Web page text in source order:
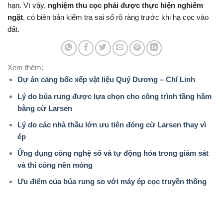
hạn. Vì vậy, nghiệm thu cọc phải được thực hiện nghiêm
ngặt, có biên bản kiểm tra sai số rõ ràng trước khi hạ cọc vào
đất.
Xem thêm:
Dự án cảng bốc xếp vật liệu Quý Dương – Chí Linh
Lý do búa rung được lựa chọn cho công trình tầng hầm
bằng cừ Larsen
Lý do các nhà thầu lớn ưu tiên đóng cừ Larsen thay vì
ép
Ứng dụng công nghệ số và tự động hóa trong giám sát
và thi công nền móng
Ưu điểm của búa rung so với máy ép cọc truyền thống